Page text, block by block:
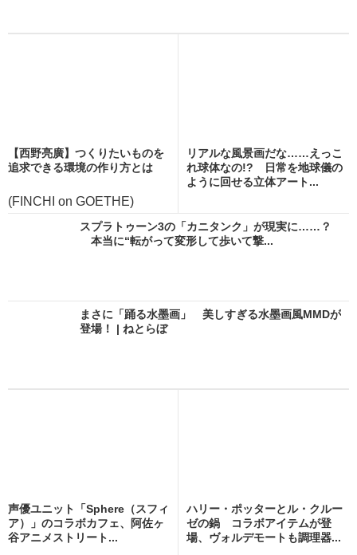
【西野亮廣】つくりたいものを
追求できる環境の作り方とは
(FINCHI on GOETHE)
リアルな風景画だな……えっこ
れ球体なの!? 日常を地球儀の
ように回せる立体アート...
スプラトゥーン3の「カニタンク」が現実に……？
本当に“転がって変形して歩いて撃...
まさに「踊る水墨画」 美しすぎる水墨画風MMDが
登場！ | ねとらぼ
声優ユニット「Sphere（スフィ
ア）」のコラボカフェ、阿佐ヶ
谷アニメストリート...
ハリー・ポッターとル・クルー
ゼの鍋 コラボアイテムが登
場、ヴォルデモートも調理器...